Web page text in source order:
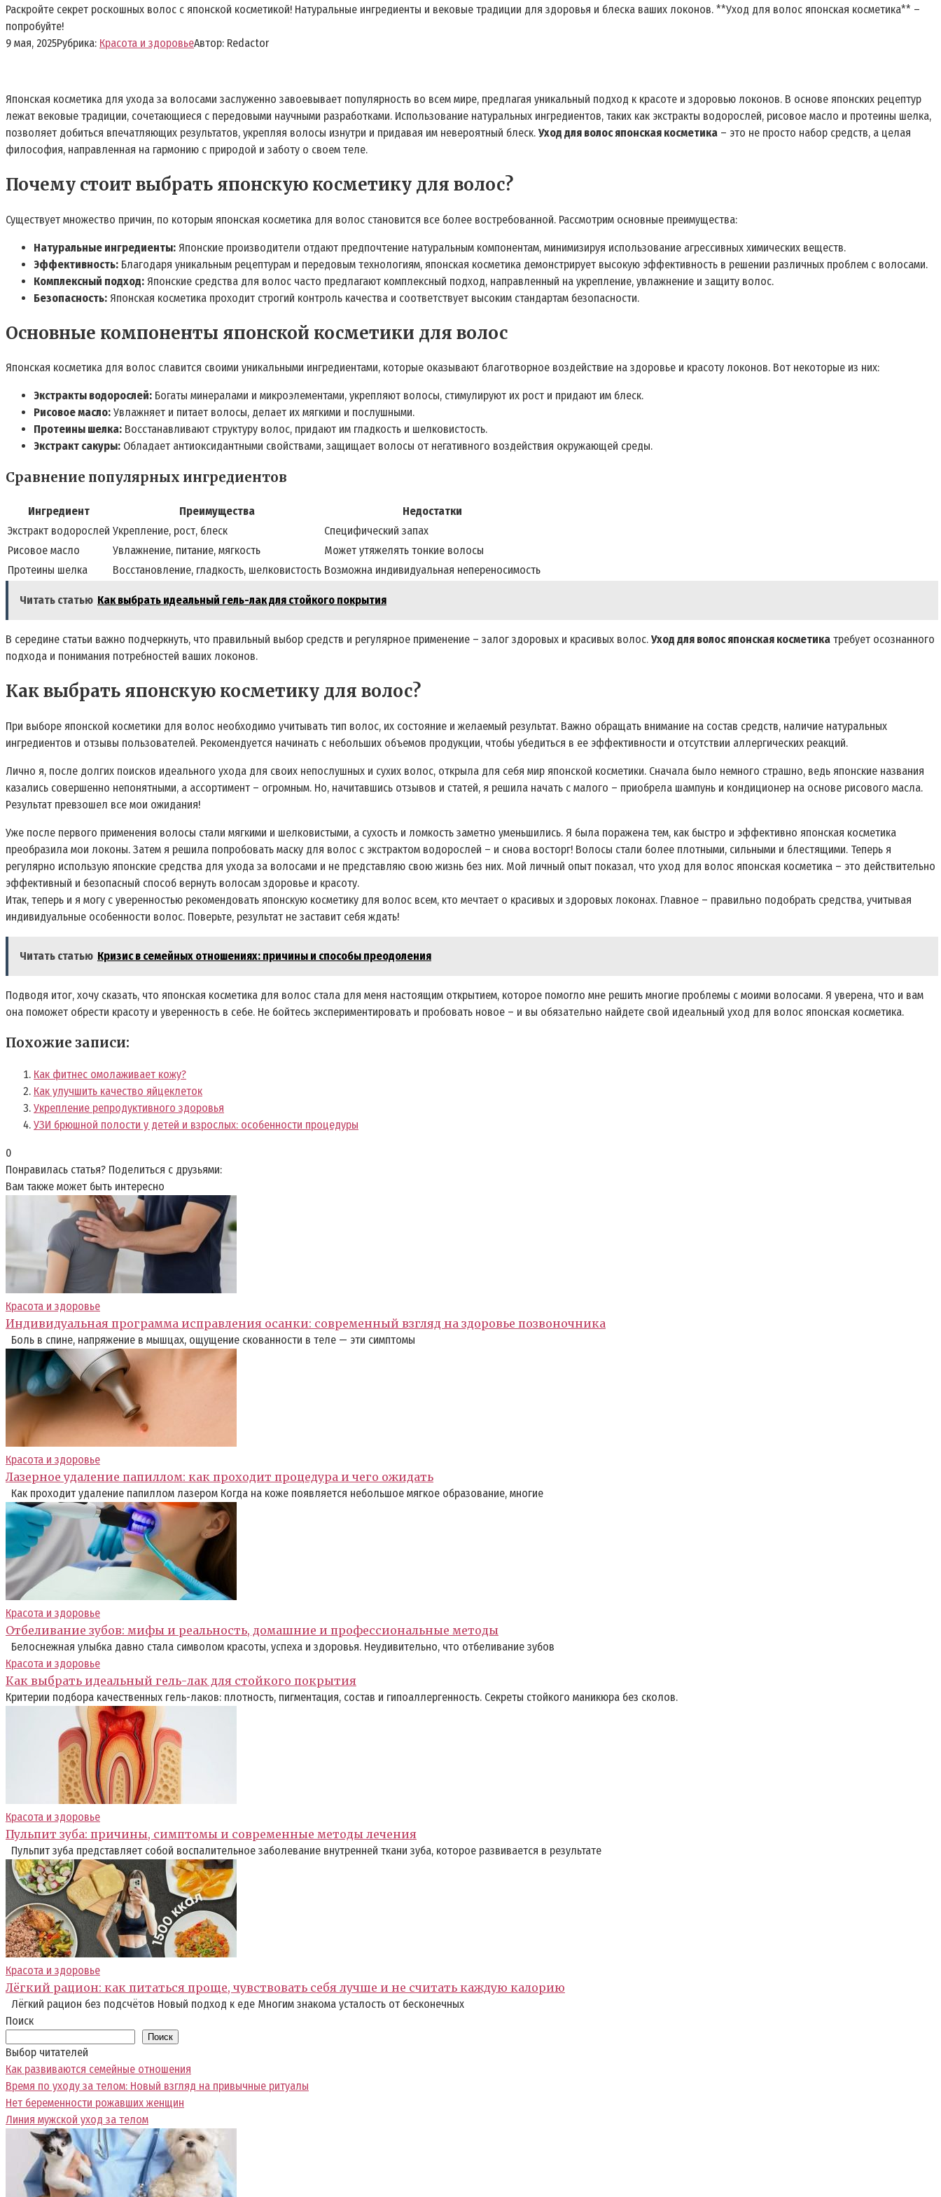
Раскройте секрет роскошных волос с японской косметикой! Натуральные ингредиенты и вековые традиции для здоровья и блеска ваших локонов. **Уход для волос японская косметика** –
попробуйте!
9 мая, 2025Рубрика: Красота и здоровьеАвтор: Redactor
Японская косметика для ухода за волосами заслуженно завоевывает популярность во всем мире, предлагая уникальный подход к красоте и здоровью локонов. В основе японских рецептур
лежат вековые традиции, сочетающиеся с передовыми научными разработками. Использование натуральных ингредиентов, таких как экстракты водорослей, рисовое масло и протеины шелка,
позволяет добиться впечатляющих результатов, укрепляя волосы изнутри и придавая им невероятный блеск. Уход для волос японская косметика – это не просто набор средств, а целая
философия, направленная на гармонию с природой и заботу о своем теле.
Почему стоит выбрать японскую косметику для волос?
Существует множество причин, по которым японская косметика для волос становится все более востребованной. Рассмотрим основные преимущества:
Натуральные ингредиенты: Японские производители отдают предпочтение натуральным компонентам, минимизируя использование агрессивных химических веществ.
Эффективность: Благодаря уникальным рецептурам и передовым технологиям, японская косметика демонстрирует высокую эффективность в решении различных проблем с волосами.
Комплексный подход: Японские средства для волос часто предлагают комплексный подход, направленный на укрепление, увлажнение и защиту волос.
Безопасность: Японская косметика проходит строгий контроль качества и соответствует высоким стандартам безопасности.
Основные компоненты японской косметики для волос
Японская косметика для волос славится своими уникальными ингредиентами, которые оказывают благотворное воздействие на здоровье и красоту локонов. Вот некоторые из них:
Экстракты водорослей: Богаты минералами и микроэлементами, укрепляют волосы, стимулируют их рост и придают им блеск.
Рисовое масло: Увлажняет и питает волосы, делает их мягкими и послушными.
Протеины шелка: Восстанавливают структуру волос, придают им гладкость и шелковистость.
Экстракт сакуры: Обладает антиоксидантными свойствами, защищает волосы от негативного воздействия окружающей среды.
Сравнение популярных ингредиентов
Ингредиент Преимущества
Недостатки
Экстракт водорослей Укрепление, рост, блеск
Специфический запах
Рисовое масло
Увлажнение, питание, мягкость
Может утяжелять тонкие волосы
Протеины шелка
Восстановление, гладкость, шелковистость Возможна индивидуальная непереносимость
Читать статью Как выбрать идеальный гель-лак для стойкого покрытия
В середине статьи важно подчеркнуть, что правильный выбор средств и регулярное применение – залог здоровых и красивых волос. Уход для волос японская косметика требует осознанного
подхода и понимания потребностей ваших локонов.
Как выбрать японскую косметику для волос?
При выборе японской косметики для волос необходимо учитывать тип волос, их состояние и желаемый результат. Важно обращать внимание на состав средств, наличие натуральных
ингредиентов и отзывы пользователей. Рекомендуется начинать с небольших объемов продукции, чтобы убедиться в ее эффективности и отсутствии аллергических реакций.
Лично я, после долгих поисков идеального ухода для своих непослушных и сухих волос, открыла для себя мир японской косметики. Сначала было немного страшно, ведь японские названия
казались совершенно непонятными, а ассортимент – огромным. Но, начитавшись отзывов и статей, я решила начать с малого – приобрела шампунь и кондиционер на основе рисового масла.
Результат превзошел все мои ожидания!
Уже после первого применения волосы стали мягкими и шелковистыми, а сухость и ломкость заметно уменьшились. Я была поражена тем, как быстро и эффективно японская косметика
преобразила мои локоны. Затем я решила попробовать маску для волос с экстрактом водорослей – и снова восторг! Волосы стали более плотными, сильными и блестящими. Теперь я
регулярно использую японские средства для ухода за волосами и не представляю свою жизнь без них. Мой личный опыт показал, что уход для волос японская косметика – это действительно
эффективный и безопасный способ вернуть волосам здоровье и красоту.
Итак, теперь и я могу с уверенностью рекомендовать японскую косметику для волос всем, кто мечтает о красивых и здоровых локонах. Главное – правильно подобрать средства, учитывая
индивидуальные особенности волос. Поверьте, результат не заставит себя ждать!
Читать статью Кризис в семейных отношениях: причины и способы преодоления
Подводя итог, хочу сказать, что японская косметика для волос стала для меня настоящим открытием, которое помогло мне решить многие проблемы с моими волосами. Я уверена, что и вам
она поможет обрести красоту и уверенность в себе. Не бойтесь экспериментировать и пробовать новое – и вы обязательно найдете свой идеальный уход для волос японская косметика.
Похожие записи:
Как фитнес омолаживает кожу?
Как улучшить качество яйцеклеток
Укрепление репродуктивного здоровья
УЗИ брюшной полости у детей и взрослых: особенности процедуры
0
Понравилась статья? Поделиться с друзьями:
Вам также может быть интересно
Красота и здоровье
Индивидуальная программа исправления осанки: современный взгляд на здоровье позвоночника
Боль в спине, напряжение в мышцах, ощущение скованности в теле — эти симптомы
Красота и здоровье
Лазерное удаление папиллом: как проходит процедура и чего ожидать
Как проходит удаление папиллом лазером Когда на коже появляется небольшое мягкое образование, многие
Красота и здоровье
Отбеливание зубов: мифы и реальность, домашние и профессиональные методы
Белоснежная улыбка давно стала символом красоты, успеха и здоровья. Неудивительно, что отбеливание зубов
Красота и здоровье
Как выбрать идеальный гель-лак для стойкого покрытия
Критерии подбора качественных гель-лаков: плотность, пигментация, состав и гипоаллергенность. Секреты стойкого маникюра без сколов.
Красота и здоровье
Пульпит зуба: причины, симптомы и современные методы лечения
Пульпит зуба представляет собой воспалительное заболевание внутренней ткани зуба, которое развивается в результате
Красота и здоровье
Лёгкий рацион: как питаться проще, чувствовать себя лучше и не считать каждую калорию
Лёгкий рацион без подсчётов Новый подход к еде Многим знакома усталость от бесконечных
Поиск
Поиск
Выбор читателей
Как развиваются семейные отношения
Время по уходу за телом: Новый взгляд на привычные ритуалы
Нет беременности рожавших женщин
Линия мужской уход за телом